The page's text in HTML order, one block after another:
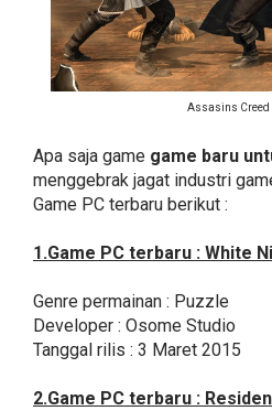
Assasins Creed
Apa saja game game baru
menggebrak jagat industri
Game PC terbaru berikut :
1.Game PC terbaru : White
Genre permainan : Puzzle
Developer : Osome Studio
Tanggal rilis : 3 Maret 2015
2.Game PC terbaru :